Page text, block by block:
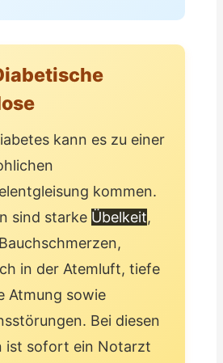
kann es zu einer
kommen.
sind starke Übelkeit,
in der Atemluft, tiefe
Atmung sowie
Bei diesen
ist sofort ein Notarzt